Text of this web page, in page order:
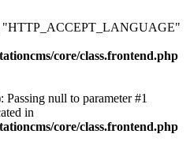
"HTTP_ACCEPT_LANGUAGE"
core/class.frontend.php
Passing null to parameter #1
in
core/class.frontend.php